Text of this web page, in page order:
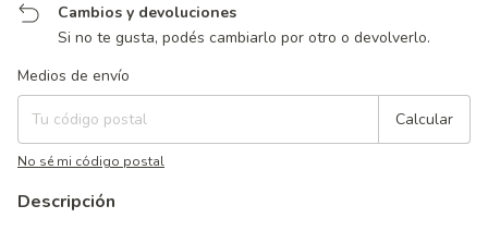
Cambios y devoluciones
Si no te gusta, podés cambiarlo por otro o devolverlo.
Entregas para el CP:
Medios de envío
Calcular
No sé mi código postal
Descripción